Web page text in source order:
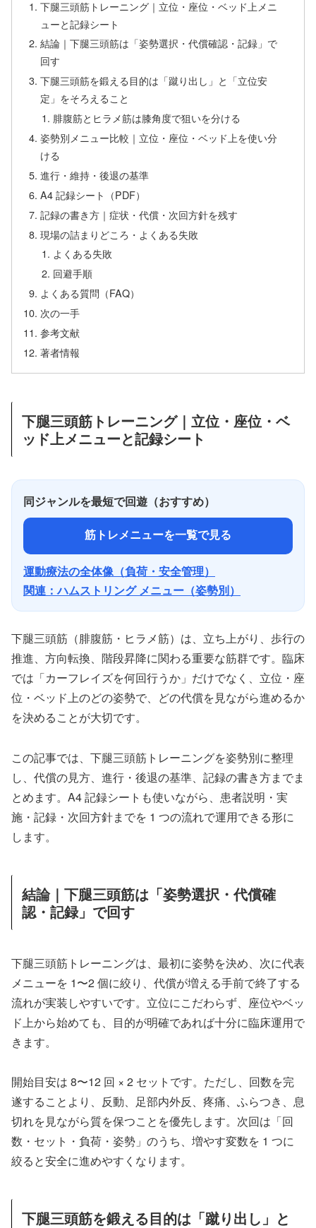
下腿三頭筋トレーニング｜立位・座位・ベッド上メニ
ューと記録シート
結論｜下腿三頭筋は「姿勢選択・代償確認・記録」で
回す
下腿三頭筋を鍛える目的は「蹴り出し」と「立位安
定」をそろえること
腓腹筋とヒラメ筋は膝角度で狙いを分ける
姿勢別メニュー比較｜立位・座位・ベッド上を使い分
ける
進行・維持・後退の基準
A4 記録シート（PDF）
記録の書き方｜症状・代償・次回方針を残す
現場の詰まりどころ・よくある失敗
よくある失敗
回避手順
よくある質問（FAQ）
次の一手
参考文献
著者情報
下腿三頭筋トレーニング｜立位・座位・ベ
ッド上メニューと記録シート
同ジャンルを最短で回遊（おすすめ）
筋トレメニューを一覧で見る
運動療法の全体像（負荷・安全管理）
関連：ハムストリング メニュー（姿勢別）
下腿三頭筋（腓腹筋・ヒラメ筋）は、立ち上がり、歩行の
推進、方向転換、階段昇降に関わる重要な筋群です。臨床
では「カーフレイズを何回行うか」だけでなく、立位・座
位・ベッド上のどの姿勢で、どの代償を見ながら進めるか
を決めることが大切です。
この記事では、下腿三頭筋トレーニングを姿勢別に整理
し、代償の見方、進行・後退の基準、記録の書き方までま
とめます。A4 記録シートも使いながら、患者説明・実
施・記録・次回方針までを 1 つの流れで運用できる形に
します。
結論｜下腿三頭筋は「姿勢選択・代償確
認・記録」で回す
下腿三頭筋トレーニングは、最初に姿勢を決め、次に代表
メニューを 1〜2 個に絞り、代償が増える手前で終了する
流れが実装しやすいです。立位にこだわらず、座位やベッ
ド上から始めても、目的が明確であれば十分に臨床運用で
きます。
開始目安は 8〜12 回 × 2 セットです。ただし、回数を完
遂することより、反動、足部内外反、疼痛、ふらつき、息
切れを見ながら質を保つことを優先します。次回は「回
数・セット・負荷・姿勢」のうち、増やす変数を 1 つに
絞ると安全に進めやすくなります。
下腿三頭筋を鍛える目的は「蹴り出し」と